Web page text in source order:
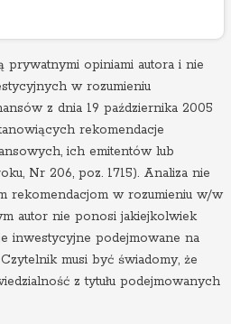
prywatnymi opiniami autora i nie
w rozumieniu
z dnia 19 października 2005
rekomendacje
ich emitentów lub
Nr 206, poz. 1715). Analiza nie
rekomendacjom w rozumieniu w/w
autor nie ponosi jakiejkolwiek
inwestycyjne podejmowane na
musi być świadomy, że
z tytułu podejmowanych